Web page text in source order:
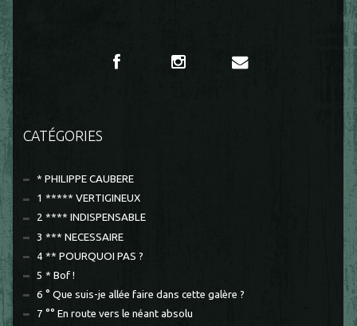
CATÉGORIES
* PHILIPPE CAUBERE
1 ***** VERTIGINEUX
2 **** INDISPENSABLE
3 *** NECESSAIRE
4 ** POURQUOI PAS ?
5 * Bof !
6 ° Que suis-je allée faire dans cette galère ?
7 °° En route vers le néant absolu